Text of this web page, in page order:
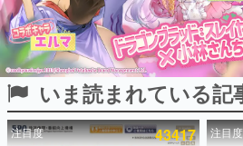
インタビュー
連載・特集一覧
殿堂入り記事
SNS拡散数が数千以上！ ペ
ど。多くの人々に読まれた
事をまとめました。
いま読まれている記
注目度 43417 注目度